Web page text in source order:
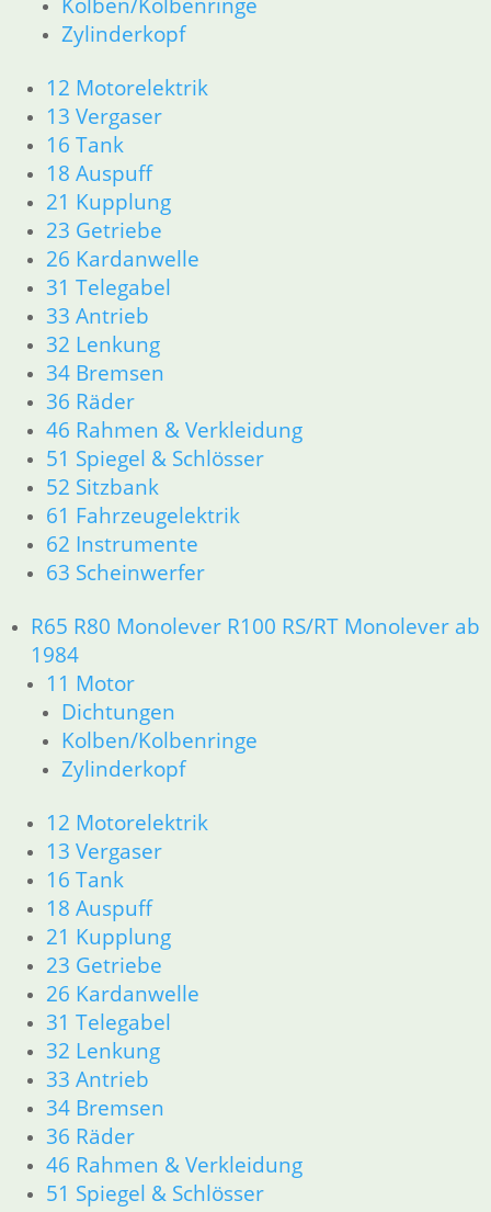
Zylinderkopf
12 Motorelektrik
13 Vergaser
16 Tank
18 Auspuff
21 Kupplung
23 Getriebe
26 Kardanwelle
31 Telegabel
33 Antrieb
32 Lenkung
34 Bremsen
36 Räder
46 Rahmen & Verkleidung
51 Spiegel & Schlösser
52 Sitzbank
61 Fahrzeugelektrik
62 Instrumente
63 Scheinwerfer
R65 R80 Monolever R100 RS/RT Monolever ab
1984
11 Motor
Dichtungen
Kolben/Kolbenringe
Zylinderkopf
12 Motorelektrik
13 Vergaser
16 Tank
18 Auspuff
21 Kupplung
23 Getriebe
26 Kardanwelle
31 Telegabel
32 Lenkung
33 Antrieb
34 Bremsen
36 Räder
46 Rahmen & Verkleidung
51 Spiegel & Schlösser
32 Lenkung
33 Antrieb
34 Bremsen
36 Räder
46 Rahmen & Verkleidung R26 R27
51 Spiegel & Schlösser
61 Fahrzeugelektrik
62 Instrumente
63 Scheinwerfer
R50 R69/S
11 Motor
Dichtungen
Zylinderkopf
12 Motorelektrik
13 Vergaser
16 Tank
18 Auspuff
21 Kupplung
23 Getriebe
26 Kardanwelle
31 Telegabel
32 Lenkung
33 Antrieb
36 Räder
46 Rahmen & Verkleidung
51 Spiegel & Schlösser
61 Fahrzeugelektrik
62 Instrumente
63 Scheinwerfer
R50/5 – R75/5
Dichtungen
Kolben/Kolbenringe
Zylinderkopf
12 Motorelektrik
13 Vergaser
16 Tank
18 Auspuff
21 Kupplung
23 Getriebe
26 Kardanwelle
31 Telegabel
32 Lenkung
33 Antrieb
34 Bremsen
36 Räder